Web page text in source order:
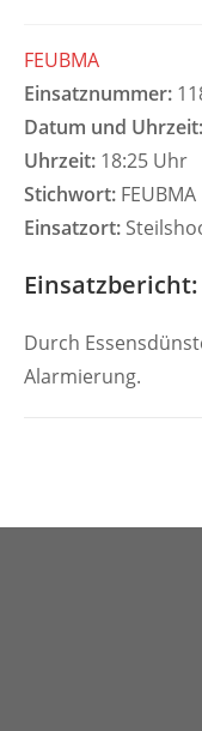
FEUBMA
Einsatznummer:
Datum und Uhrzeit:
Uhrzeit: 18:25 Uhr
Stichwort: FEUBMA
Einsatzort:
Einsatzbericht:
Durch
Alarmierung.